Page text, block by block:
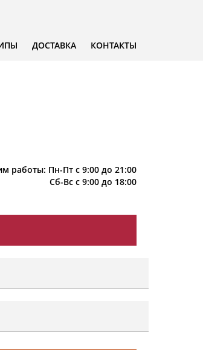
ДОСТАВКА КОНТАКТЫ
работы: Пн-Пт с 9:00 до 21:00
Сб-Вс с 9:00 до 18:00